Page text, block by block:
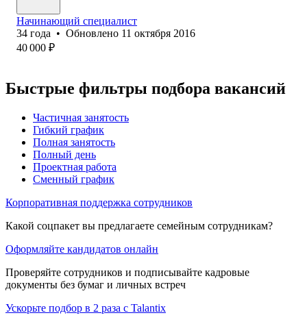
Начинающий специалист
34 года • Обновлено 11 октября 2016
40 000 ₽
Быстрые фильтры подбора вакансий
Частичная занятость
Гибкий график
Полная занятость
Полный день
Проектная работа
Сменный график
Корпоративная поддержка сотрудников
Какой соцпакет вы предлагаете семейным сотрудникам?
Оформляйте кандидатов онлайн
Проверяйте сотрудников и подписывайте кадровые
документы без бумаг и личных встреч
Ускорьте подбор в 2 раза с Talantix